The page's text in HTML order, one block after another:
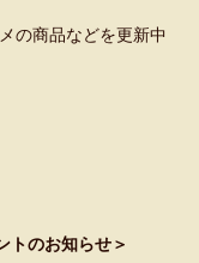
の商品などを更新中
トのお知らせ＞